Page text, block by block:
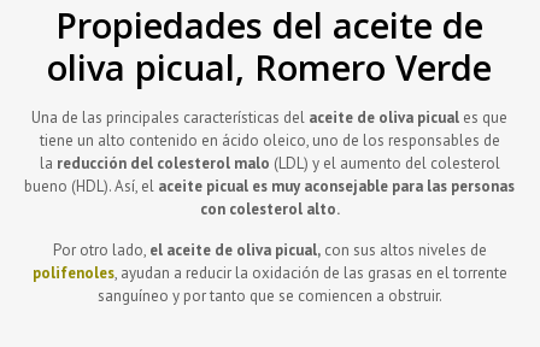
Propiedades del aceite de
oliva picual, Romero Verde
Una de las principales características del aceite de oliva picual es que
tiene un alto contenido en ácido oleico, uno de los responsables de
la reducción del colesterol malo (LDL) y el aumento del colesterol
bueno (HDL). Así, el aceite picual es muy aconsejable para las personas
con colesterol alto.
Por otro lado, el aceite de oliva picual,con sus altos niveles de
polifenoles, ayudan a reducir la oxidación de las grasas en el torrente
sanguíneo y por tanto que se comiencen a obstruir.